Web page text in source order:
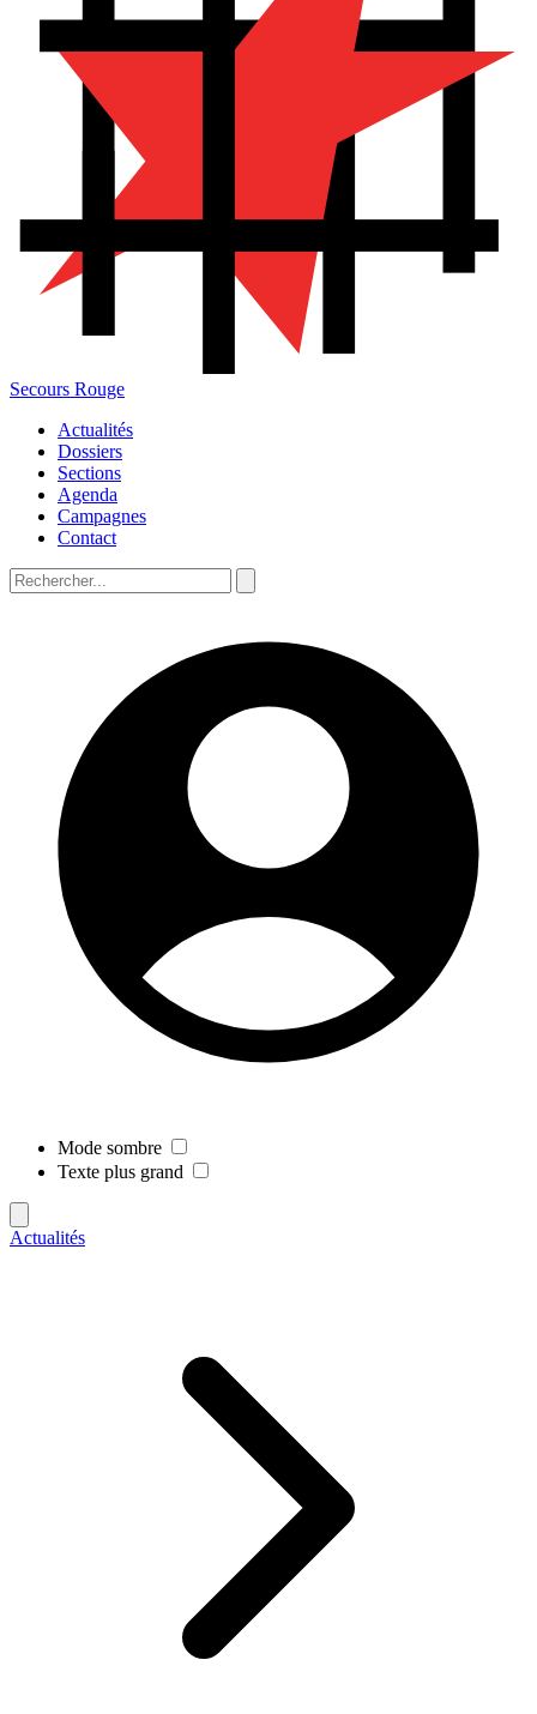
Secours Rouge
Actualités
Dossiers
Sections
Agenda
Campagnes
Contact
Mode sombre
Texte plus grand
Actualités